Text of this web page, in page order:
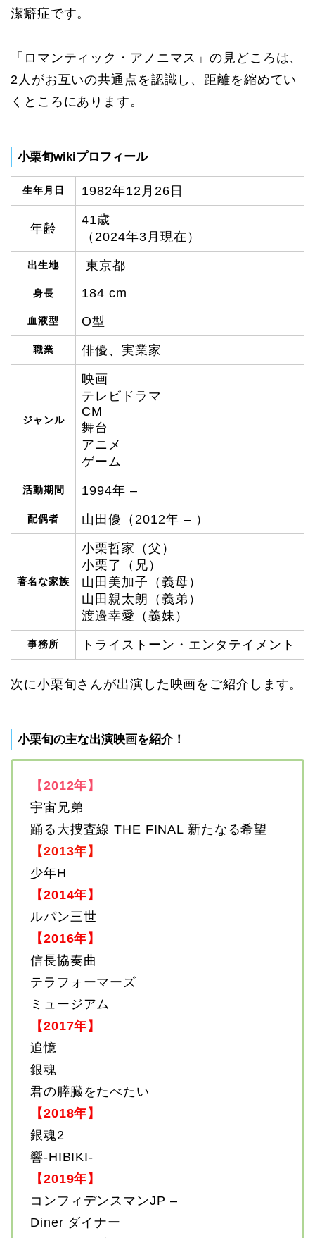
潔癖症です。
「ロマンティック・アノニマス」の見どころは、
2人がお互いの共通点を認識し、距離を縮めてい
くところにあります。
小栗旬wikiプロフィール
生年月日 1982年12月26日
年齢
41歳
（2024年3月現在）
出生地 東京都
身長 184 cm
血液型 O型
職業 俳優、実業家
ジャンル
映画
テレビドラマ
CM
舞台
アニメ
ゲーム
活動期間 1994年 –
配偶者 山田優（2012年 – ）
著名な家族
小栗哲家（父）
小栗了（兄）
山田美加子（義母）
山田親太朗（義弟）
渡邉幸愛（義妹）
事務所 トライストーン・エンタテイメント
次に小栗旬さんが出演した映画をご紹介します。
小栗旬の主な出演映画を紹介！
【2012年】
宇宙兄弟
踊る大捜査線 THE FINAL 新たなる希望
【2013年】
少年H
【2014年】
ルパン三世
【2016年】
信長協奏曲
テラフォーマーズ
ミュージアム
【2017年】
追憶
銀魂
君の膵臓をたべたい
【2018年】
銀魂2
響-HIBIKI-
【2019年】
コンフィデンスマンJP –
Diner ダイナー